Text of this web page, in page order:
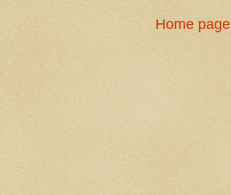
Home page